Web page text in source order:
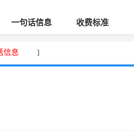
一句话信息 收费标准
信息 ]